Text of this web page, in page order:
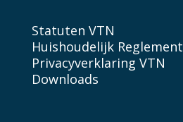
Statuten VTN
Huishoudelijk Reglement
Privacyverklaring VTN
Downloads